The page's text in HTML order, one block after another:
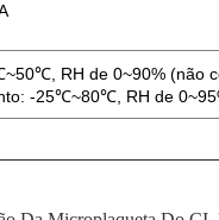
RH de 0~90% (não
-25℃~80℃, RH de